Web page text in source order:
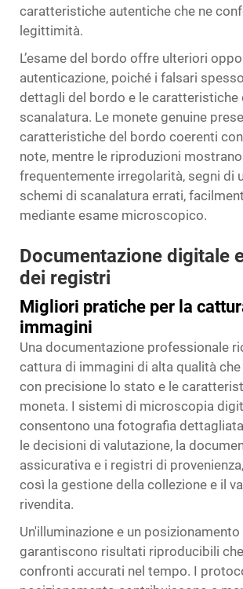
caratteristiche autentiche che ne
legittimità.
L’esame del bordo offre ulteriori
autenticazione, poiché i falsari
dettagli del bordo e le caratteristiche
scanalatura. Le monete genuine
caratteristiche del bordo coerenti
note, mentre le riproduzioni mostrano
frequentemente irregolarità, segni di
schemi di scanalatura errati,
mediante esame microscopico.
Documentazione digitale
dei registri
Migliori pratiche per la
immagini
Una documentazione professionale
cattura di immagini di alta qualità
con precisione lo stato e le
moneta. I sistemi di microscopia
consentono una fotografia
le decisioni di valutazione, la
assicurativa e i registri di
così la gestione della collezione e il
rivendita.
Un'illuminazione e un
garantiscono risultati riproducibili
confronti accurati nel tempo. I